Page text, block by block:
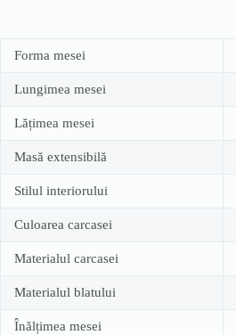
Forma mesei
Lungimea mesei
Lățimea mesei
Masă extensibilă
Stilul interiorului
Culoarea carcasei
Materialul carcasei
Materialul blatului
Înălțimea mesei